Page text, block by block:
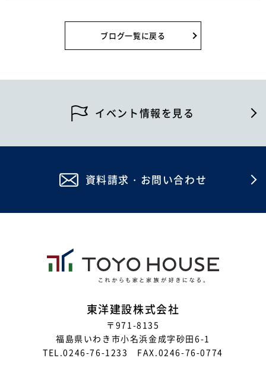
2026年7月
2026年5月
2026年4月
2025年12月
2025年7月
2025年6月
2025年5月
2025年4月
ブログ一覧に戻る
イベント情報を見る
資料請求・お問い合わせ
東洋建設株式会社
〒971-8135
福島県いわき市小名浜金成字砂田6-1
TEL.0246-76-1233 FAX.0246-76-0774